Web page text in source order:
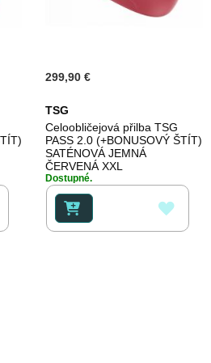
299,90 €
TSG
Celoobličejová přilba TSG
PASS 2.0 (+BONUSOVÝ ŠTÍT)
SATÉNOVÁ JEMNÁ
ČERVENÁ XXL
Dostupné.
K